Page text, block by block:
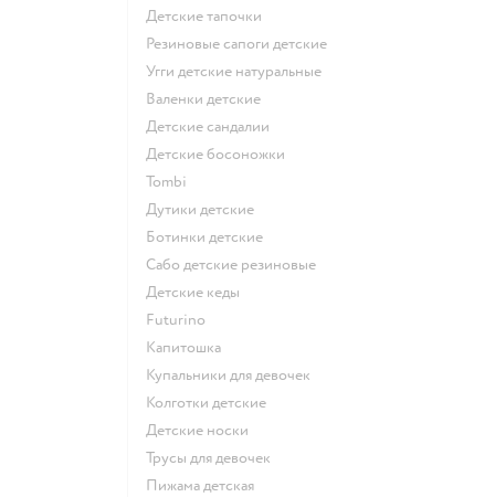
Детские тапочки
Резиновые сапоги детские
Угги детские натуральные
Валенки детские
Детские сандалии
Детские босоножки
Tombi
Дутики детские
Ботинки детские
Сабо детские резиновые
Детские кеды
Futurino
Капитошка
Купальники для девочек
Колготки детские
Детские носки
Трусы для девочек
Пижама детская